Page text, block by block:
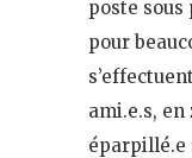
poste
pour
ami.e.s,
éparpillé.e